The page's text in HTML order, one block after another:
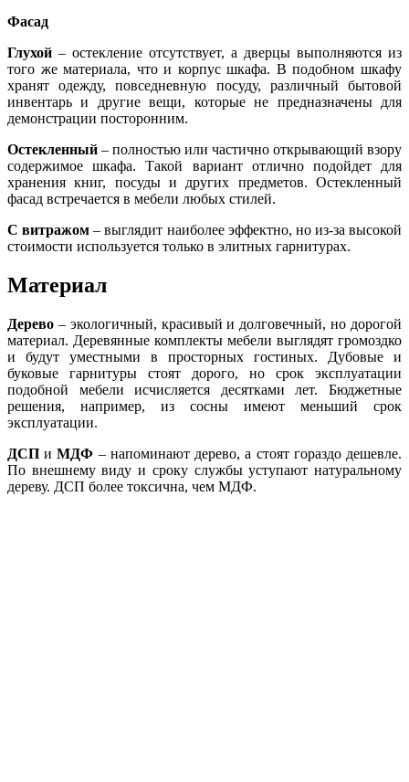
Фасад
Глухой – остекление отсутствует, а дверцы выполняются из
того же материала, что и корпус шкафа. В подобном шкафу
хранят одежду, повседневную посуду, различный бытовой
инвентарь и другие вещи, которые не предназначены для
демонстрации посторонним.
Остекленный – полностью или частично открывающий взору
содержимое шкафа. Такой вариант отлично подойдет для
хранения книг, посуды и других предметов. Остекленный
фасад встречается в мебели любых стилей.
С витражом – выглядит наиболее эффектно, но из-за высокой
стоимости используется только в элитных гарнитурах.
Материал
Дерево – экологичный, красивый и долговечный, но дорогой
материал. Деревянные комплекты мебели выглядят громоздко
и будут уместными в просторных гостиных. Дубовые и
буковые гарнитуры стоят дорого, но срок эксплуатации
подобной мебели исчисляется десятками лет. Бюджетные
решения, например, из сосны имеют меньший срок
эксплуатации.
ДСПиМДФ – напоминают дерево, а стоят гораздо дешевле.
По внешнему виду и сроку службы уступают натуральному
дереву. ДСП более токсична, чем МДФ.